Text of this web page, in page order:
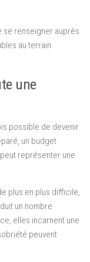
se renseigner auprès
au terrain
une
possible de devenir
un budget
représenter une
plus en plus difficile,
un nombre
elles incarnent une
peuvent